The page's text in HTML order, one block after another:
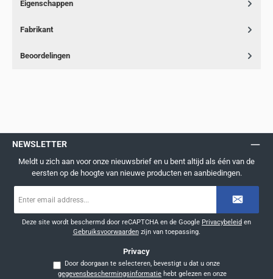
Eigenschappen
Fabrikant
Beoordelingen
NEWSLETTER
Meldt u zich aan voor onze nieuwsbrief en u bent altijd als één van de
eersten op de hoogte van nieuwe producten en aanbiedingen.
mailadres
Deze site wordt beschermd door reCAPTCHA en de Google Privacybeleid en
Gebruiksvoorwaardenzijn van toepassing.
Privacy
Door doorgaan te selecteren, bevestigt u dat u onze
gegevensbeschermingsinformatie